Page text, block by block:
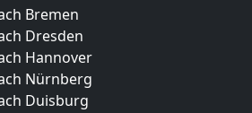
Bremen
Dresden
Hannover
Nürnberg
Duisburg